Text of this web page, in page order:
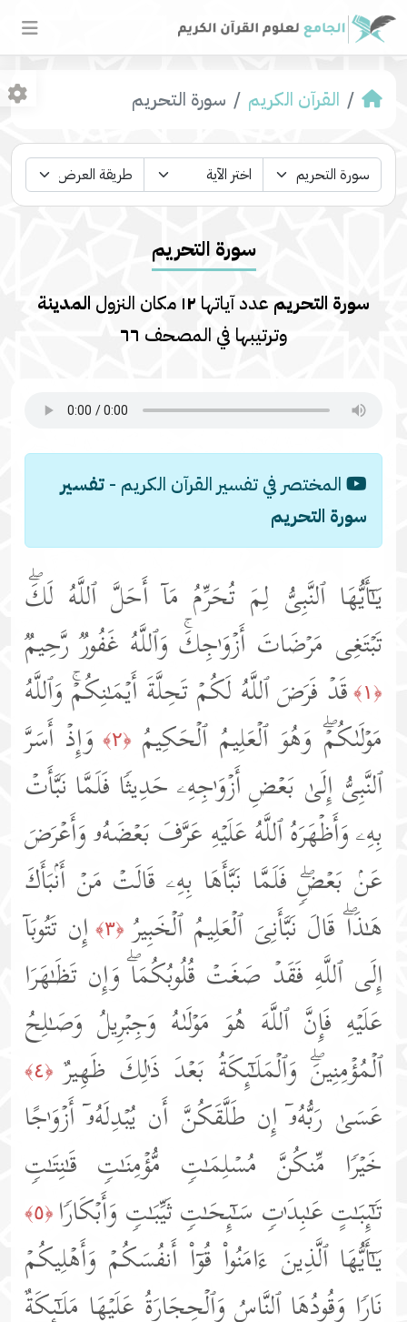
القرآن الكريم سورة التحريم
سورة التحريم
سورة التحريم عدد آياتها ١٢ مكان النزول المدينة
وترتيبها في المصحف ٦٦
المختصر في تفسير القرآن الكريم - تفسير
سورة التحريم
یَـٰۤأَیُّهَا ٱلنَّبِیُّ لِمَ تُحَرِّمُ مَاۤ أَحَلَّ ٱللَّهُ لَكَۖ
تَبۡتَغِی مَرۡضَاتَ أَزۡوَ ٰ⁠جِكَۚ وَٱللَّهُ غَفُورࣱ رَّحِیمࣱ
﴿١﴾
قَدۡ فَرَضَ ٱللَّهُ لَكُمۡ تَحِلَّةَ أَیۡمَـٰنِكُمۡۚ وَٱللَّهُ
مَوۡلَىٰكُمۡۖ وَهُوَ ٱلۡعَلِیمُ ٱلۡحَكِیمُ ﴿٢﴾
وَإِذۡ أَسَرَّ
ٱلنَّبِیُّ إِلَىٰ بَعۡضِ أَزۡوَ ٰ⁠جِهِۦ حَدِیثࣰا فَلَمَّا نَبَّأَتۡ
بِهِۦ وَأَظۡهَرَهُ ٱللَّهُ عَلَیۡهِ عَرَّفَ بَعۡضَهُۥ وَأَعۡرَضَ
عَنۢ بَعۡضࣲۖ فَلَمَّا نَبَّأَهَا بِهِۦ قَالَتۡ مَنۡ أَنۢبَأَكَ
هَـٰذَاۖ قَالَ نَبَّأَنِیَ ٱلۡعَلِیمُ ٱلۡخَبِیرُ ﴿٣﴾
إِن تَتُوبَاۤ
إِلَى ٱللَّهِ فَقَدۡ صَغَتۡ قُلُوبُكُمَاۖ وَإِن تَظَـٰهَرَا
عَلَیۡهِ فَإِنَّ ٱللَّهَ هُوَ مَوۡلَىٰهُ وَجِبۡرِیلُ وَصَـٰلِحُ
ٱلۡمُؤۡمِنِینَۖ وَٱلۡمَلَـٰۤىِٕكَةُ بَعۡدَ ذَ ٰ⁠لِكَ ظَهِیرٌ ﴿٤﴾
عَسَىٰ رَبُّهُۥۤ إِن طَلَّقَكُنَّ أَن یُبۡدِلَهُۥۤ أَزۡوَ ٰ⁠جًا
خَیۡرࣰا مِّنكُنَّ مُسۡلِمَـٰتࣲ مُّؤۡمِنَـٰتࣲ قَـٰنِتَـٰتࣲ
تَـٰۤىِٕبَـٰتٍ عَـٰبِدَ ٰ⁠تࣲ سَـٰۤىِٕحَـٰتࣲ ثَیِّبَـٰتࣲ وَأَبۡكَارࣰا ﴿٥﴾
یَـٰۤأَیُّهَا ٱلَّذِینَ ءَامَنُوا۟ قُوۤا۟ أَنفُسَكُمۡ وَأَهۡلِیكُمۡ
نَارࣰا وَقُودُهَا ٱلنَّاسُ وَٱلۡحِجَارَةُ عَلَیۡهَا مَلَـٰۤىِٕكَةٌ